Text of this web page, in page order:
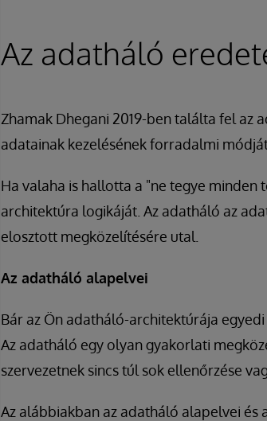
Az adatháló
Zhamak Dhegani 2019-ben találta fel az
adatainak kezelésének forradalmi
Ha valaha is hallotta a "ne tegye minden
architektúra logikáját. Az adatháló az
elosztott megközelítésére utal.
Az adatháló alapelvei
Bár az Ön adatháló-architektúrája
Az adatháló egy olyan gyakorlati
szervezetnek sincs túl sok ellenőrzése
Az alábbiakban az adatháló alapelvei és